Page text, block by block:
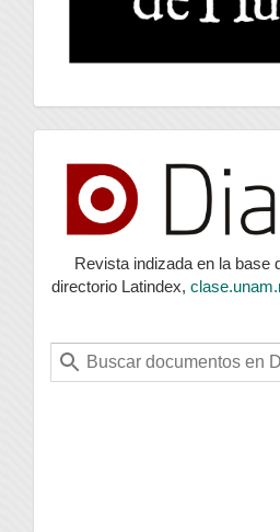
index
Revista indizada en la base
directorio Latindex,